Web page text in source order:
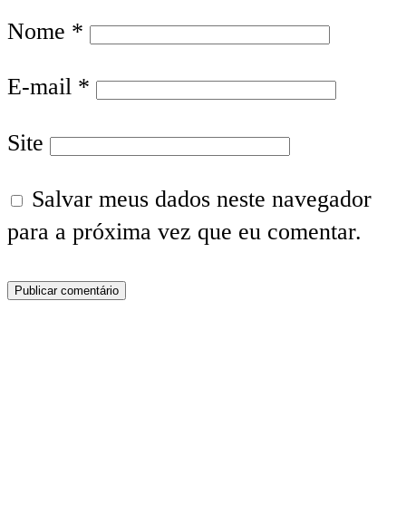
Nome *
E-mail *
Site
Salvar meus dados neste navegador
para a próxima vez que eu comentar.